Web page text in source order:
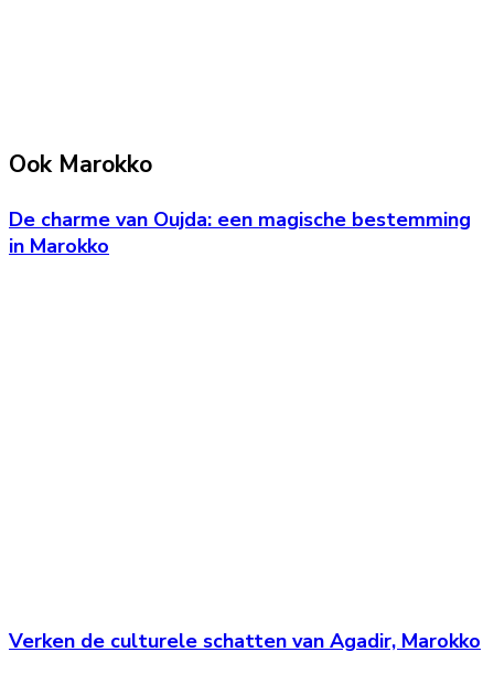
Ook Marokko
De charme van Oujda: een magische bestemming
in Marokko
Verken de culturele schatten van Agadir, Marokko